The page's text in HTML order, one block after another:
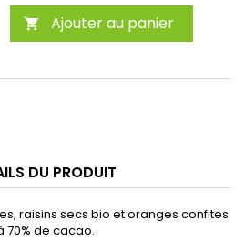
 Ajouter au panier
DU PRODUIT
raisins secs bio et oranges confites
70% de cacao.